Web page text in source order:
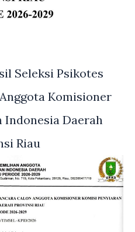
Seleksi Psikotes
Komisioner
Indonesia Daerah
Riau